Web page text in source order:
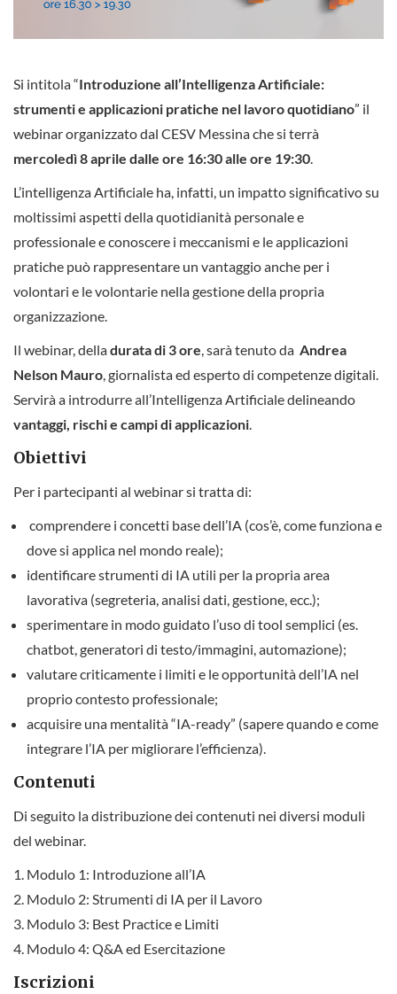
Si intitola “Introduzione all’Intelligenza Artificiale:
strumenti e applicazioni pratiche nel lavoro quotidiano” il
webinar organizzato dal CESV Messina che si terrà
mercoledì 8 aprile dalle ore 16:30 alle ore 19:30.
L’intelligenza Artificiale ha, infatti, un impatto significativo su
moltissimi aspetti della quotidianità personale e
professionale e conoscere i meccanismi e le applicazioni
pratiche può rappresentare un vantaggio anche per i
volontari e le volontarie nella gestione della propria
organizzazione.
Il webinar, delladurata di 3 ore, sarà tenuto da Andrea
Nelson Mauro, giornalista ed esperto di competenze digitali.
Servirà a introdurre all’Intelligenza Artificiale delineando
vantaggi, rischi e campi di applicazioni.
Obiettivi
Per i partecipanti al webinar si tratta di:
comprendere i concetti base dell’IA (cos’è, come funziona e
dove si applica nel mondo reale);
identificare strumenti di IA utili per la propria area
lavorativa (segreteria, analisi dati, gestione, ecc.);
sperimentare in modo guidato l’uso di tool semplici (es.
chatbot, generatori di testo/immagini, automazione);
valutare criticamente i limiti e le opportunità dell’IA nel
proprio contesto professionale;
acquisire una mentalità “IA-ready” (sapere quando e come
integrare l’IA per migliorare l’efficienza).
Contenuti
Di seguito la distribuzione dei contenuti nei diversi moduli
del webinar.
Modulo 1: Introduzione all’IA
Modulo 2: Strumenti di IA per il Lavoro
Modulo 3: Best Practice e Limiti
Modulo 4: Q&A ed Esercitazione
Iscrizioni